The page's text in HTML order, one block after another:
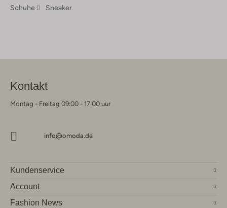
Schuhe
Sneaker
Kontakt
Montag - Freitag 09:00 - 17:00 uur
info@omoda.de
Kundenservice
Account
Fashion News